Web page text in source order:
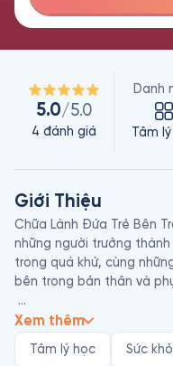
5.0/5.0
4 đánh giá
Danh
Tâm
Giới Thiệu
Chữa Lành Đứa Trẻ Bên
những người trưởng
trong quá khứ, cùng
bên trong bản thân và
Charles L. Whitfield (sinh
nghiện. Ông làm việc tại
Xem thêm
Tâm lý học Sức